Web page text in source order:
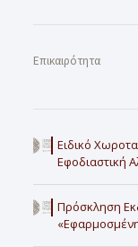
Επικαιρότητα
Ειδικό
Εφοδιαστική
Πρόσκληση